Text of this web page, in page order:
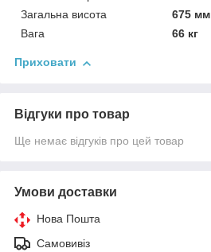
Загальна висота
675 мм
Вага
66 кг
Приховати
Відгуки про товар
Ще немає відгуків про цей товар
Умови доставки
Нова Пошта
Самовивіз